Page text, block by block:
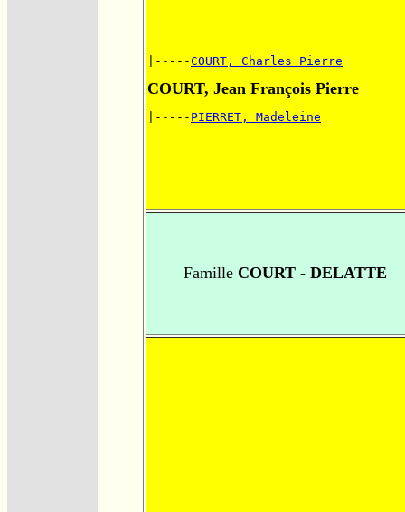
|-----COURT, Charles Pierre
COURT, Jean François Pierre
|----- PIERRET, Madeleine
FamilleCOURT - DELATTE